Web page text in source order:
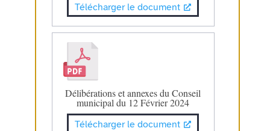
Télécharger le document
Délibérations et annexes du Conseil
municipal du 12 Février 2024
Télécharger le document